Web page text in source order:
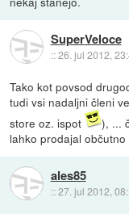
SuperVeloce
::26. jul 2012,
Tako kot povsod
tudi vsi nadaljni členi
store oz. ispot
), ...
lahko prodajal
ales85
::27. jul 2012,